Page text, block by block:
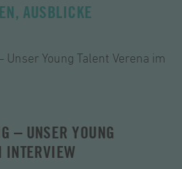
AUSBLICKE
– UNSER YOUNG
INTERVIEW